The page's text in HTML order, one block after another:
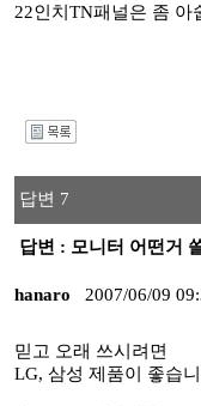
22인치TN패널은 좀 아
답변 7
답변 : 모니터 어떤거
hanaro 2007/06/09
믿고 오래 쓰시려면
LG, 삼성 제품이 좋습